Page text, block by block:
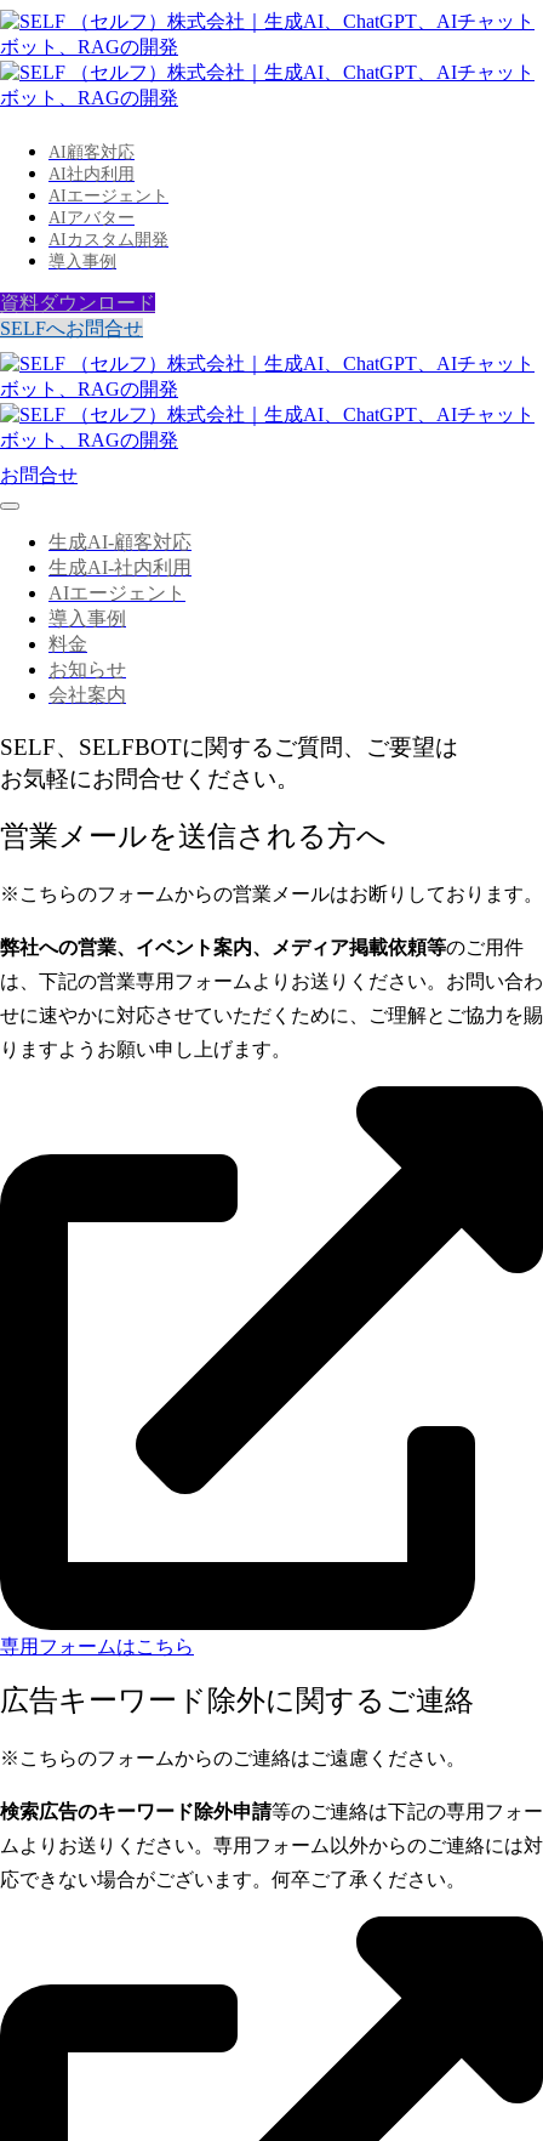
AI顧客対応
AI社内利用
AIエージェント
AIアバター
AIカスタム開発
導入事例
資料ダウンロード
SELFへお問合せ
お問合せ
生成AI-顧客対応
生成AI-社内利用
AIエージェント
導入事例
料金
お知らせ
会社案内
SELF、SELFBOTに関するご質問、ご要望は
お気軽にお問合せください。
営業メールを送信される方へ
※こちらのフォームからの営業メールはお断りしております。
弊社への営業、イベント案内、メディア掲載依頼等のご用件
は、下記の営業専用フォームよりお送りください。お問い合わ
せに速やかに対応させていただくために、ご理解とご協力を賜
りますようお願い申し上げます。
専用フォームはこちら
広告キーワード除外に関するご連絡
※こちらのフォームからのご連絡はご遠慮ください。
検索広告のキーワード除外申請等のご連絡は下記の専用フォー
ムよりお送りください。専用フォーム以外からのご連絡には対
応できない場合がございます。何卒ご了承ください。